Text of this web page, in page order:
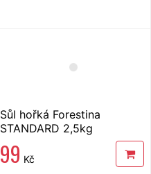
Sůl hořká Forestina
STANDARD 2,5kg
99 Kč